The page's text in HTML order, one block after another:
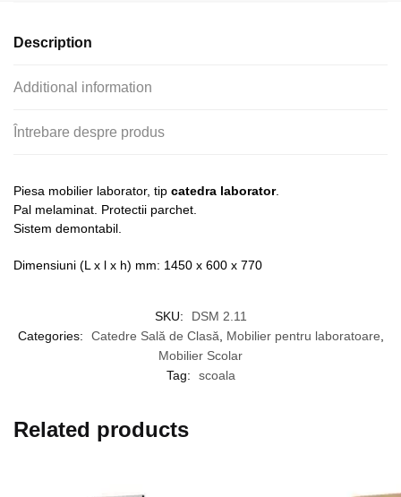
Description
Additional information
Întrebare despre produs
Piesa mobilier laborator, tip catedra laborator.
Pal melaminat. Protectii parchet.
Sistem demontabil.
Dimensiuni (L x l x h) mm: 1450 x 600 x 770
SKU:
DSM 2.11
Categories:
Catedre Sală de Clasă Mobilier pentru laboratoare
Mobilier Scolar
Tag:
scoala
Related products